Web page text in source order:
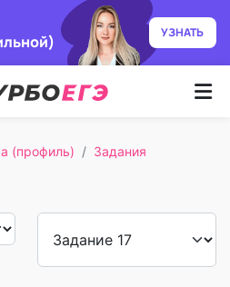
УЗНАТЬ
(профиль)
Задания